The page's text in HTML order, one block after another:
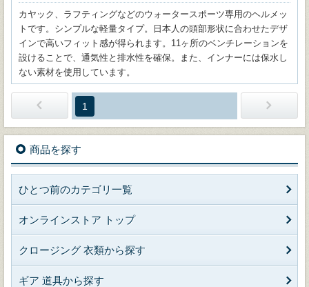
カヤック、ラフティングなどのウォータースポーツ専用のヘルメッ
トです。シンプルな軽量タイプ。日本人の頭部形状に合わせたデザ
インで高いフィット感が得られます。11ヶ所のベンチレーションを
設けることで、通気性と排水性を確保。また、インナーには保水し
ない素材を使用しています。
1
商品を探す
ひとつ前のカテゴリ一覧
オンラインストア トップ
クロージング 衣類から探す
ギア 道具から探す